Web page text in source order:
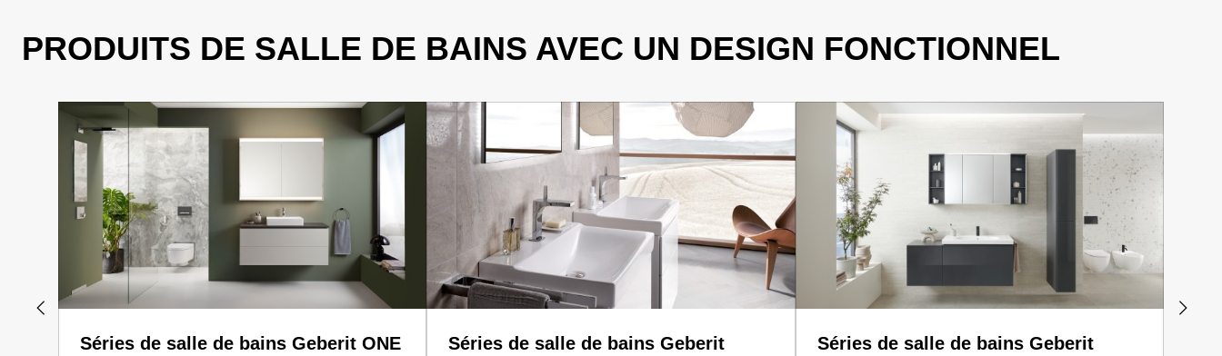
PRODUITS DE SALLE DE BAINS AVEC UN DESIGN FONCTIONNEL
Séries de salle de bains Geberit ONE
Séries de salle de bains Geberit
Séries de salle de bains Geberit